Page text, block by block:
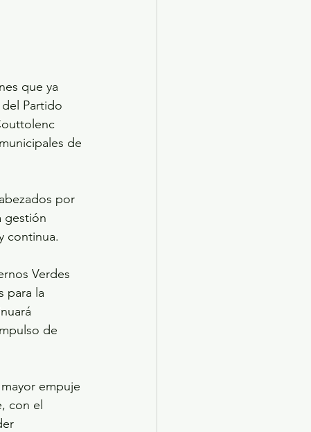
que ya
Partido
de
por
gestión
continua.
Verdes
para la
de
empuje
con el